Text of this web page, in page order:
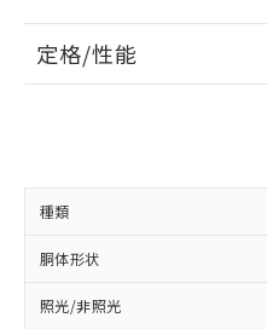
定格/性能
種類
胴体形状
照光/非照光